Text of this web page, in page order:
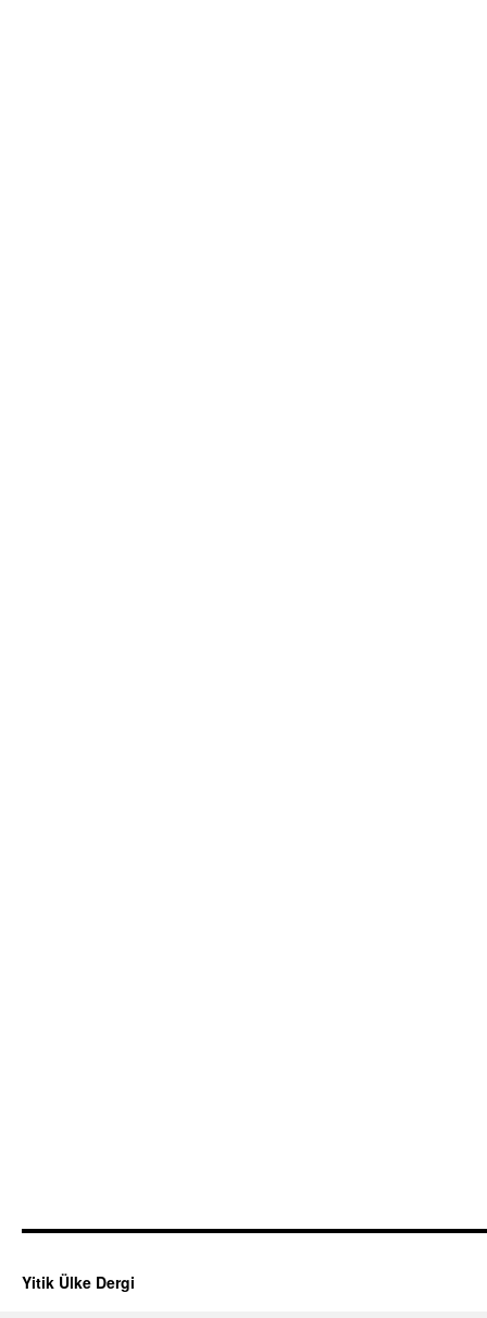
Yitik Ülke Dergi